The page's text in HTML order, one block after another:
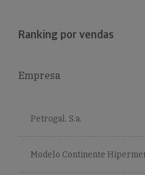
Ranking por vendas
Empresa
Petrogal, S.a.
Modelo Continente